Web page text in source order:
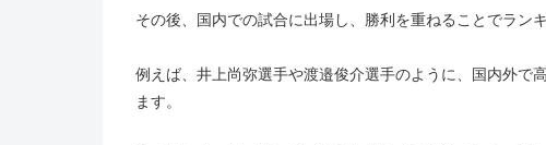
その後、国内での試合に出場し、勝利を重ねることでラン
例えば、井上尚弥選手や渡邉俊介選手のように、国内外で
ます。